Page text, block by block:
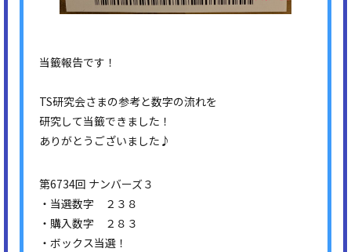
当籤報告です！
TS研究会さまの参考と数字の流れを
研究して当籤できました！
ありがとうございました♪
第6734回 ナンバーズ３
・当選数字 ２３８
・購入数字 ２８３
・ボックス当選！